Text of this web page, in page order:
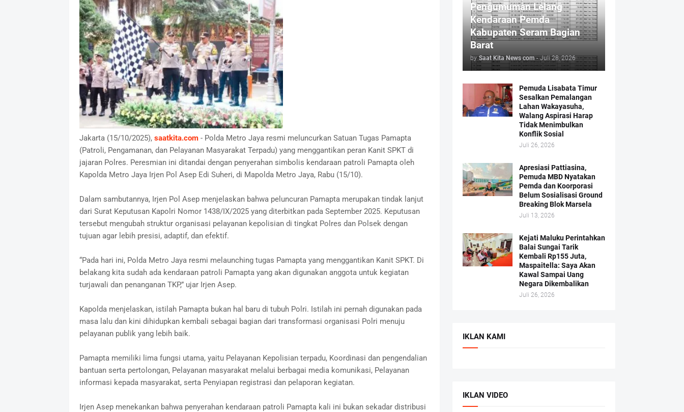
Jakarta (15/10/2025), saatkita.com- Polda Metro Jaya resmi meluncurkan Satuan Tugas Pamapta
(Patroli, Pengamanan, dan Pelayanan Masyarakat Terpadu) yang menggantikan peran Kanit SPKT di
jajaran Polres. Peresmian ini ditandai dengan penyerahan simbolis kendaraan patroli Pamapta oleh
Kapolda Metro Jaya Irjen Pol Asep Edi Suheri, di Mapolda Metro Jaya, Rabu (15/10).
Dalam sambutannya, Irjen Pol Asep menjelaskan bahwa peluncuran Pamapta merupakan tindak lanjut
dari Surat Keputusan Kapolri Nomor 1438/IX/2025 yang diterbitkan pada September 2025. Keputusan
tersebut mengubah struktur organisasi pelayanan kepolisian di tingkat Polres dan Polsek dengan
tujuan agar lebih presisi, adaptif, dan efektif.
“Pada hari ini, Polda Metro Jaya resmi melaunching tugas Pamapta yang menggantikan Kanit SPKT. Di
belakang kita sudah ada kendaraan patroli Pamapta yang akan digunakan anggota untuk kegiatan
turjawali dan penanganan TKP,” ujar Irjen Asep.
Kapolda menjelaskan, istilah Pamapta bukan hal baru di tubuh Polri. Istilah ini pernah digunakan pada
masa lalu dan kini dihidupkan kembali sebagai bagian dari transformasi organisasi Polri menuju
pelayanan publik yang lebih baik.
Pamapta memiliki lima fungsi utama, yaitu Pelayanan Kepolisian terpadu, Koordinasi dan pengendalian
bantuan serta pertolongan, Pelayanan masyarakat melalui berbagai media komunikasi, Pelayanan
informasi kepada masyarakat, serta Penyiapan registrasi dan pelaporan kegiatan.
Irjen Asep menekankan bahwa penyerahan kendaraan patroli Pamapta kali ini bukan sekadar distribusi
Pengumuman Lelang
Kendaraan Pemda
Kabupaten Seram Bagian
Barat
by Saat Kita News com - Juli 28, 2026
Pemuda Lisabata Timur
Sesalkan Pemalangan
Lahan Wakayasuha,
Walang Aspirasi Harap
Tidak Menimbulkan
Konflik Sosial
Juli 26, 2026
Apresiasi Pattiasina,
Pemuda MBD Nyatakan
Pemda dan Koorporasi
Belum Sosialisasi Ground
Breaking Blok Marsela
Juli 13, 2026
Kejati Maluku Perintahkan
Balai Sungai Tarik
Kembali Rp155 Juta,
Maspaitella: Saya Akan
Kawal Sampai Uang
Negara Dikembalikan
Juli 26, 2026
IKLAN KAMI
IKLAN VIDEO